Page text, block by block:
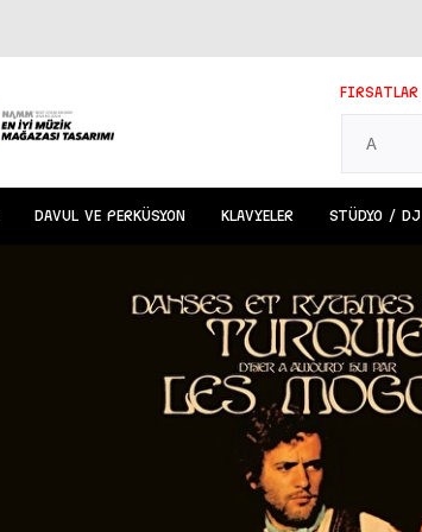
FIRSATLAR
DAVUL VE PERKÜSYON KLAVYELER STÜDYO / DJ